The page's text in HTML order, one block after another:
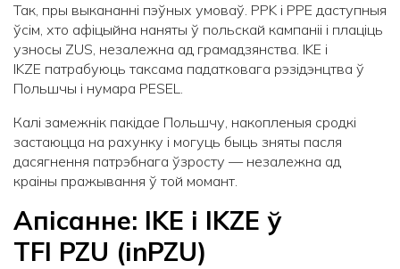
Так, пры выкананні пэўных умоваў. PPK і PPE даступныя
ўсім, хто афіцыйна наняты ў польскай кампаніі і плаціць
узносы ZUS, незалежна ад грамадзянства. IKE і
IKZE патрабуюць таксама падатковага рэзідэнцтва ў
Польшчы і нумара PESEL.
Калі замежнік пакідае Польшчу, накопленыя сродкі
застаюцца на рахунку і могуць быць зняты пасля
дасягнення патрэбнага ўзросту — незалежна ад
краіны пражывання ў той момант.
Апісанне: IKE і IKZE ў
TFI PZU (inPZU)